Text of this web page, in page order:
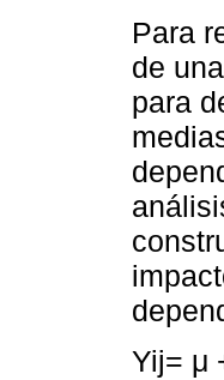
Para
de
para
Yij= μ